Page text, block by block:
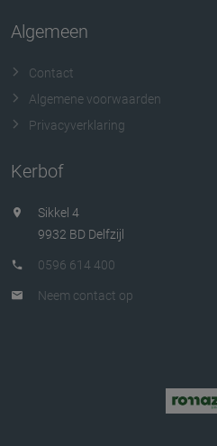
Algemeen
Contact
Algemene voorwaarden
Privacyverklaring
Kerbof
Sikkel 4
9932 BD Delfzijl
0596 614 400
Neem contact op